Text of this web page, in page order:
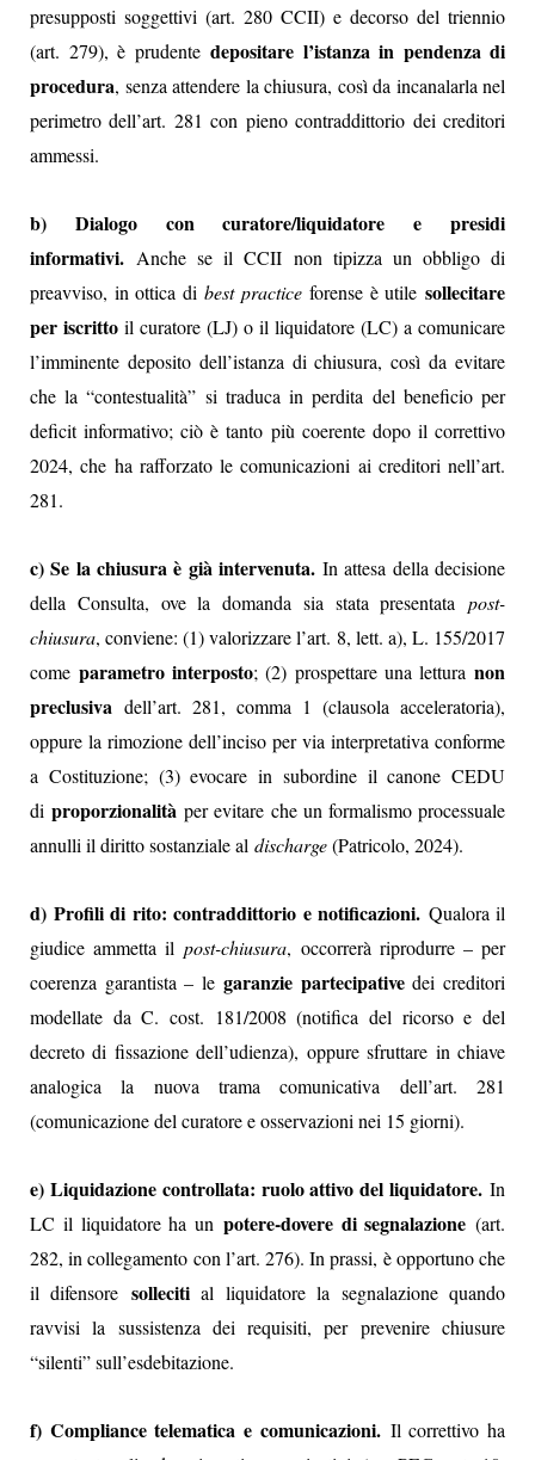
presupposti soggettivi (art. 280 CCII) e decorso del triennio
(art. 279), è prudente depositare l’istanza in pendenza di
procedura, senza attendere la chiusura, così da incanalarla nel
perimetro dell’art. 281 con pieno contraddittorio dei creditori
ammessi.
b) Dialogo con curatore/liquidatore e presidi
informativi. Anche se il CCII non tipizza un obbligo di
preavviso, in ottica dibest practiceforense è utilesollecitare
per iscritto il curatore (LJ) o il liquidatore (LC) a comunicare
l’imminente deposito dell’istanza di chiusura, così da evitare
che la “contestualità” si traduca in perdita del beneficio per
deficit informativo; ciò è tanto più coerente dopo il correttivo
2024, che ha rafforzato le comunicazioni ai creditori nell’art.
281.
c) Se la chiusura è già intervenuta.In attesa della decisione
della Consulta, ove la domanda sia stata presentata post-
chiusura, conviene: (1) valorizzare l’art. 8, lett. a), L. 155/2017
comeparametro interposto; (2) prospettare una letturanon
preclusiva dell’art. 281, comma 1 (clausola acceleratoria),
oppure la rimozione dell’inciso per via interpretativa conforme
a Costituzione; (3) evocare in subordine il canone CEDU
diproporzionalità per evitare che un formalismo processuale
annulli il diritto sostanziale al discharge(Patricolo, 2024).
d) Profili di rito: contraddittorio e notificazioni. Qualora il
giudice ammetta ilpost-chiusura, occorrerà riprodurre – per
coerenza garantista – legaranzie partecipativedei creditori
modellate da C. cost. 181/2008 (notifica del ricorso e del
decreto di fissazione dell’udienza), oppure sfruttare in chiave
analogica la nuova trama comunicativa dell’art. 281
(comunicazione del curatore e osservazioni nei 15 giorni).
e) Liquidazione controllata: ruolo attivo del liquidatore. In
LC il liquidatore ha un potere-dovere di segnalazione (art.
282, in collegamento con l’art. 276). In prassi, è opportuno che
il difensore sollecitial liquidatore la segnalazione quando
ravvisi la sussistenza dei requisiti, per prevenire chiusure
“silenti” sull’esdebitazione.
f) Compliance telematica e comunicazioni.Il correttivo ha